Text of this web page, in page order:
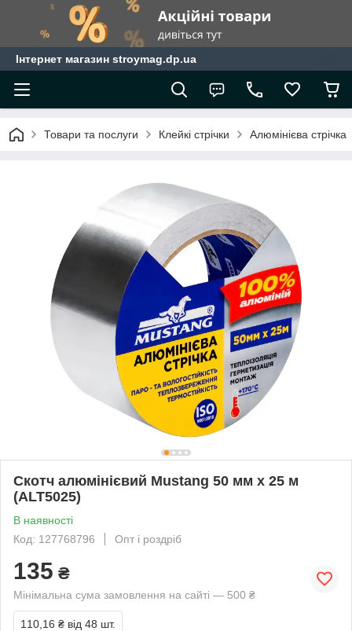
Інтернет магазин stroymag.dp.ua
Товари та послуги Клейкі стрічки Алюмінієва стрічка
Скотч алюмінієвий Mustang 50 мм x 25 м
(ALT5025)
В наявності
Код: 127768796
Опт і роздріб
135 ₴
Мінімальна сума замовлення на сайті — 500 ₴
110,16 ₴ від 48 шт.